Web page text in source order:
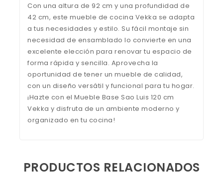
Con una altura de 92 cm y una profundidad de
42 cm, este mueble de cocina Vekka se adapta
a tus necesidades y estilo. Su fácil montaje sin
necesidad de ensamblado lo convierte en una
excelente elección para renovar tu espacio de
forma rápida y sencilla. Aprovecha la
oportunidad de tener un mueble de calidad,
con un diseño versátil y funcional para tu hogar.
¡Hazte con el Mueble Base Sao Luis 120 cm
Vekka y disfruta de un ambiente moderno y
organizado en tu cocina!
PRODUCTOS RELACIONADOS